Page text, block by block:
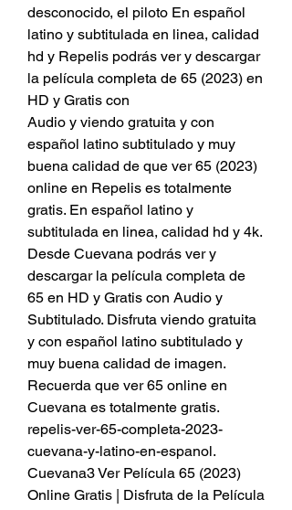
desconocido, el piloto En español
latino y subtitulada en linea, calidad
hd y Repelis podrás ver y descargar
la película completa de 65 (2023) en
HD y Gratis con
Audio y viendo gratuita y con
español latino subtitulado y muy
buena calidad de que ver 65 (2023)
online en Repelis es totalmente
gratis. En español latino y
subtitulada en linea, calidad hd y 4k.
Desde Cuevana podrás ver y
descargar la película completa de
65 en HD y Gratis con Audio y
Subtitulado. Disfruta viendo gratuita
y con español latino subtitulado y
muy buena calidad de imagen.
Recuerda que ver 65 online en
Cuevana es totalmente gratis.
repelis-ver-65-completa-2023-
cuevana-y-latino-en-espanol.
Cuevana3 Ver Película 65 (2023)
Online Gratis | Disfruta de la Película